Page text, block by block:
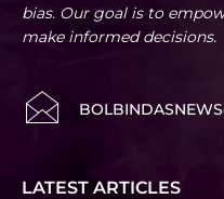
bias. Our goal is to
make informed decisions.
LATEST ARTICLES